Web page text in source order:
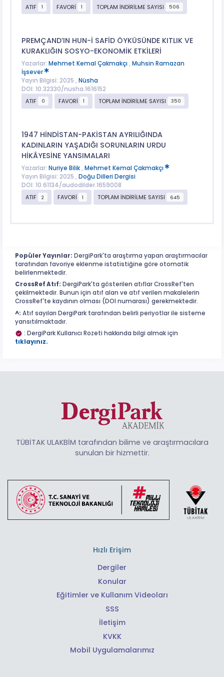
ATIF
1 FAVORİ 1 TOPLAM İNDİRİLME SAYISI 506
PREMÇAND’IN HUN-İ SAFİD ÖYKÜSÜNDE KITLIK VE
KURAKLIĞIN SOSYO-EKONOMİK ETKİLERİ
Yazarlar: Mehmet Kemal Çakmakçı , Muhsin Ramazan
İşsever
Yayın Bilgisi: 2025 , Nüsha
DOI: 10.32330/nusha.1616152
ATIF
0 FAVORİ 1 TOPLAM İNDİRİLME SAYISI 350
1947 HİNDİSTAN-PAKİSTAN AYRILIĞINDA
KADINLARIN YAŞADIĞI SORUNLARIN URDU
HİKÂYESİNE YANSIMALARI
Yazarlar: Nuriye Bilik, Mehmet Kemal Çakmakçı
Yayın Bilgisi: 2025 , Doğu Dilleri Dergisi
DOI: 10.61134/audodilder.1659008
ATIF
2 FAVORİ 1 TOPLAM İNDİRİLME SAYISI 645
Popüler Yayınlar: DergiPark'ta araştırma yapan araştırmacılar
tarafından favoriye eklenme istatistiğine göre otomatik
belirlenmektedir.
CrossRef Atıf: DergiPark'ta gösterilen atıflar CrossRef'ten
çekilmektedir. Bunun için atıf alan ve atıf verilen makalelerin
CrossRef'te kaydının olması (DOI numarası) gerekmektedir.
^: Atıf sayıları DergiPark tarafından belirli periyotlar ile sisteme
yansıtılmaktadır.
: DergiPark Kullanıcı Rozeti hakkında bilgi almak için
tıklayınız.
TÜBİTAK ULAKBİM tarafından bilime ve araştırmacılara
sunulan bir hizmettir.
Hızlı Erişim
Dergiler
Konular
Eğitimler ve Kullanım Videoları
SSS
İletişim
KVKK
Mobil Uygulamalarımız